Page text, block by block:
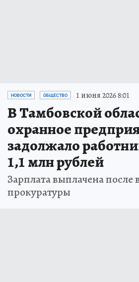
НОВОСТИ ОБЩЕСТВО 1 июня 2026 8:01
В Тамбовской
охранное
задолжало
1,1 млн рублей
Зарплата выплачена после
прокуратуры